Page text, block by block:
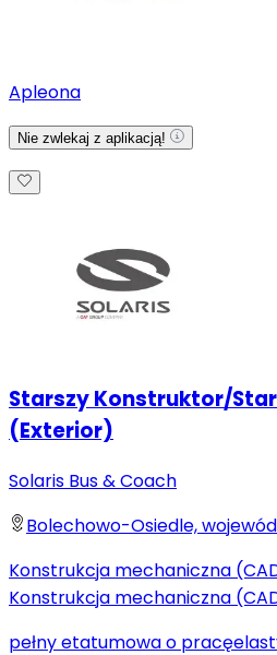
Apleona
Nie zwlekaj z aplikacją!
Starszy Konstruktor/
(Exterior)
Solaris Bus & Coach
Bolechowo-Osiedle,
Konstrukcja mechaniczna
Konstrukcja mechaniczna
pełny etatumowa o pracę